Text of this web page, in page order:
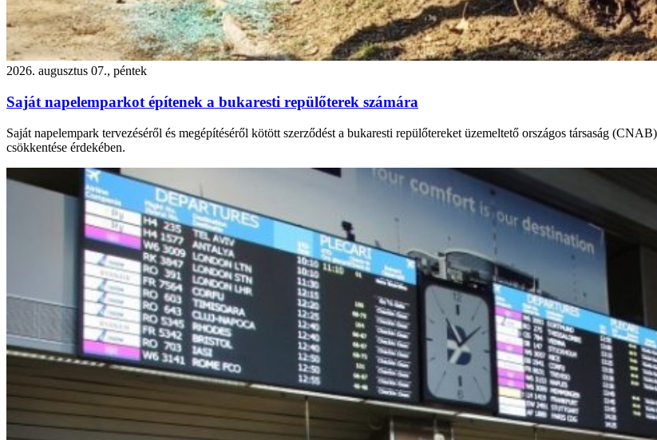
2026. augusztus 07., péntek
Saját napelemparkot építenek a bukaresti repülőterek számára
Saját napelempark tervezéséről és megépítéséről kötött szerződést a bukaresti repülőtereket üzemeltető országos társaság
csökkentése érdekében.